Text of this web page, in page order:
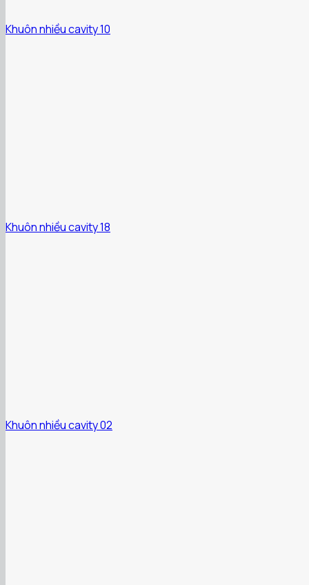
Khuôn nhiều cavity 10
Khuôn nhiều cavity 18
Khuôn nhiều cavity 02